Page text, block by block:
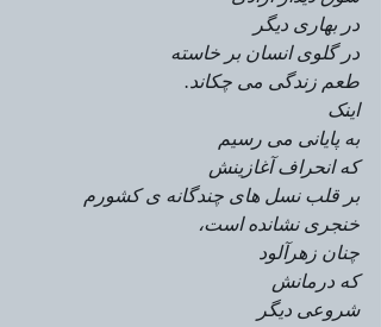
در بهاری دیگر
در گلوی انسان بر خاسته
طعم زندگی می چکاند.
اینک
به پایانی می رسیم
که انحراف آغازینش
بر قلب نسل های چندگانه ی کشورم
خنجری نشانده است،
چنان زهرآلود
که درمانش
شروعی دیگر